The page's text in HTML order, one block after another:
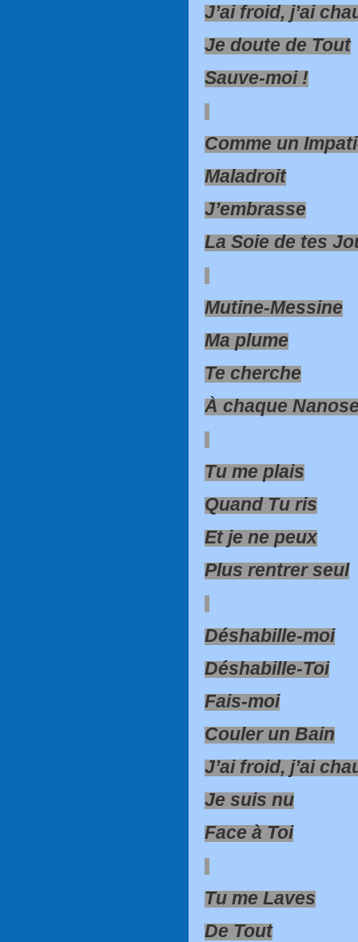
J’ai froid, j’ai
Je doute de Tout
Sauve-moi !
Comme un
Maladroit
J’embrasse
La Soie de tes
Mutine-Messine
Ma plume
Te cherche
À chaque
Tu me plais
Quand Tu ris
Et je ne peux
Plus rentrer seul
Déshabille-moi
Déshabille-Toi
Fais-moi
Couler un Bain
J’ai froid, j’ai
Je suis nu
Face à Toi
Tu me Laves
De Tout